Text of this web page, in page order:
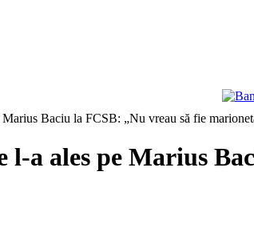
Baciu la FCSB: „Nu vreau să fie
l-a ales pe Marius